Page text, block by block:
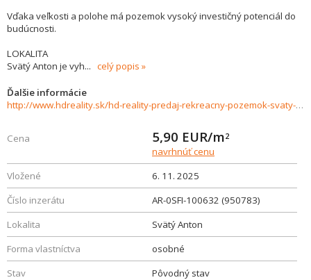
Vďaka veľkosti a polohe má pozemok vysoký investičný potenciál do
budúcnosti.
LOKALITA
Svätý Anton je vyh... celý popis
Ďalšie informácie
http://www.hdreality.sk/hd-reality-predaj-rekreacny-pozemok-svaty-anton-950783
Cena 5,90 EUR/m2
navrhnúť cenu
Vložené
6. 11. 2025
Číslo inzerátu
AR-0SFI-100632 (950783)
Lokalita
Svätý Anton
Forma vlastníctva
osobné
Stav
Pôvodný stav